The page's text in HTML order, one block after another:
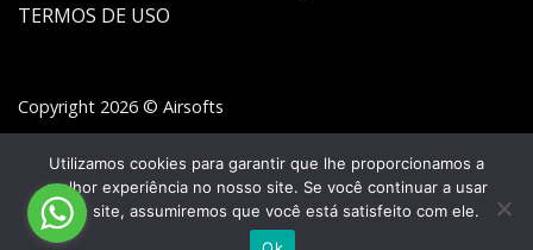
TERMOS DE USO
Copyright 2026 © Airsofts
Utilizamos cookies para garantir que lhe proporcionamos a
melhor experiência no nosso site. Se você continuar a usar
este site, assumiremos que você está satisfeito com ele.